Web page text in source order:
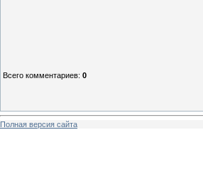
Всего комментариев: 0
Полная версия сайта